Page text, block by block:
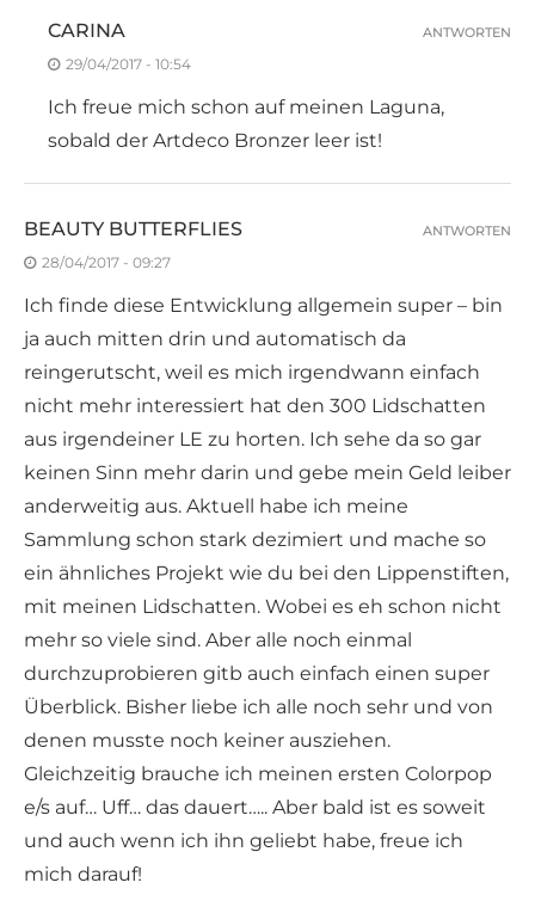
CARINA
29/04/2017 - 10:54
Ich freue mich schon auf meinen Laguna,
sobald der Artdeco Bronzer leer ist!
ANTWORTEN
BEAUTY BUTTERFLIES
28/04/2017 - 09:27
Ich finde diese Entwicklung allgemein super – bin
ja auch mitten drin und automatisch da
reingerutscht, weil es mich irgendwann einfach
nicht mehr interessiert hat den 300 Lidschatten
aus irgendeiner LE zu horten. Ich sehe da so gar
keinen Sinn mehr darin und gebe mein Geld leiber
anderweitig aus. Aktuell habe ich meine
Sammlung schon stark dezimiert und mache so
ein ähnliches Projekt wie du bei den Lippenstiften,
mit meinen Lidschatten. Wobei es eh schon nicht
mehr so viele sind. Aber alle noch einmal
durchzuprobieren gitb auch einfach einen super
Überblick. Bisher liebe ich alle noch sehr und von
denen musste noch keiner ausziehen.
Gleichzeitig brauche ich meinen ersten Colorpop
e/s auf… Uff… das dauert….. Aber bald ist es soweit
und auch wenn ich ihn geliebt habe, freue ich
mich darauf!
ANTWORTEN